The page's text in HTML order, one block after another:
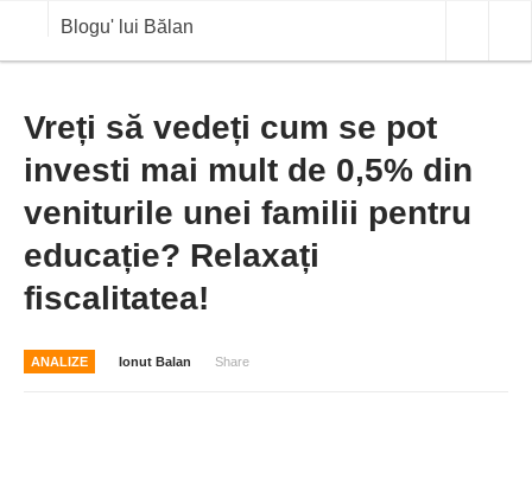
Blogu' lui Bălan
OPINII
ANALIZE
BLOG IN DIALOG
STIRI
CURS VALUTAR IN TIMP REAL
COMMODITIES
Vreți să vedeți cum se pot
investi mai mult de 0,5% din
veniturile unei familii pentru
educație? Relaxați
fiscalitatea!
ANALIZE Ionut Balan Share